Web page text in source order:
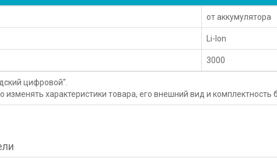
от аккумулятора
Li-Ion
3000
цифровой".
изменять характеристики товара, его внешний вид и комплектность